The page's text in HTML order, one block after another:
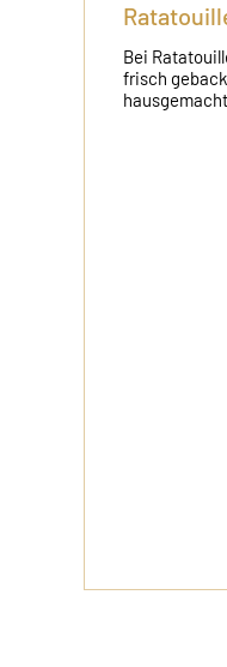
Bei
frisch